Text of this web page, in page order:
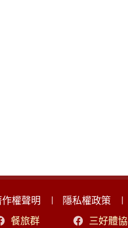
權聲明 隱私權政策
餐旅群
三好體協